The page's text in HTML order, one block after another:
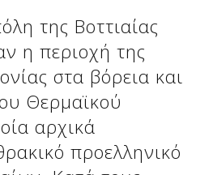
της Βοττιαίας
η περιοχή της
στα βόρεια και
Θερμαϊκού
αρχικά
προελληνικό